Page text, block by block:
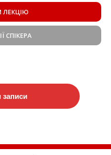
ЛЕКЦІЮ
СПІКЕРА
записи